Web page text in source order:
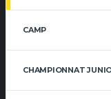
CAMP
CHAMPIONNAT